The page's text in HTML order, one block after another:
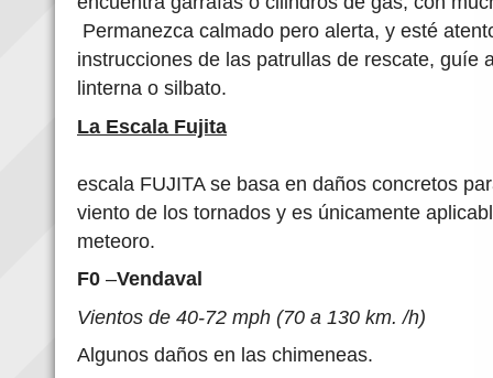
Permanezca calmado pero alerta, y esté
instrucciones de las patrullas de rescate, guíe
linterna o silbato.
La Escala Fujita
escala FUJITA se basa en daños concretos
viento de los tornados y es únicamente
meteoro.
F0 –Vendaval
Vientos de 40-72 mph (70 a 130 km. /h)
Algunos daños en las chimeneas.